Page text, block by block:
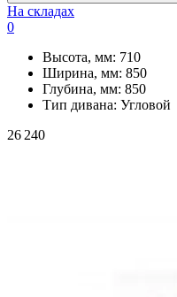
На складах
0
Высота, мм: 710
Ширина, мм: 850
Глубина, мм: 850
Тип дивана: Угловой
26 240